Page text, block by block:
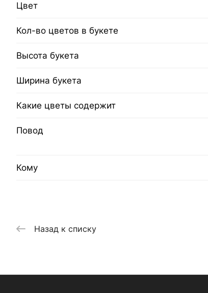
Цвет
Кол-во цветов в букете
Высота букета
Ширина букета
Какие цветы содержит
Повод
Кому
Назад к списку